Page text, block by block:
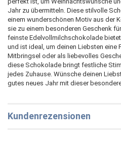
Jahr zu übermitteln. Diese stilvolle
einem wunderschönen Motiv aus der
sie zu einem besonderen Geschenk
feinste Edelvollmilchschokolade
und ist ideal, um deinen Liebsten eine
Mitbringsel oder als liebevolles
diese Schokolade bringt festliche
jedes Zuhause. Wünsche deinen
gutes neues Jahr mit dieser
Kundenrezensionen